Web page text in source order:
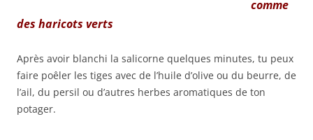
comme
des haricots verts
Après avoir blanchi la salicorne quelques minutes, tu peux
faire poêler les tiges avec de l’huile d’olive ou du beurre, de
l’ail, du persil ou d’autres herbes aromatiques de ton
potager.